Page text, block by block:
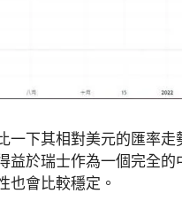
一下其相對美元的匯率
益於瑞士作為一個完全
也會比較穩定。